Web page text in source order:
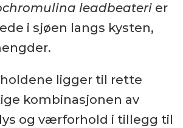
leadbeaterier
i sjøen langs kysten,
ligger til rette
kombinasjonen av
og værforhold i tillegg til